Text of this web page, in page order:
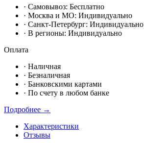
· Самовывоз: Бесплатно
· Москвa и МО: Индивидуально
· Санкт-Петербург: Индивидуально
· В регионы: Индивидуально
Оплата
· Наличная
· Безналичная
· Банковскими картами
· По счету в любом банке
Подробнее →
Характеристики
Отзывы